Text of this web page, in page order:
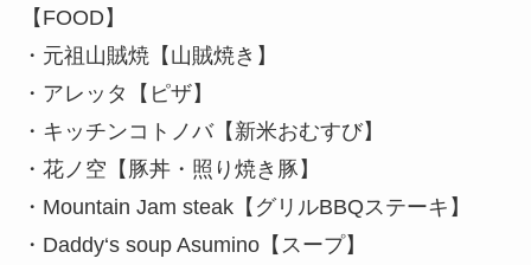
【FOOD】
・元祖山賊焼【山賊焼き】
・アレッタ【ピザ】
・キッチンコトノバ【新米おむすび】
・花ノ空【豚丼・照り焼き豚】
・Mountain Jam steak【グリルBBQステーキ】
・Daddy‘s soup Asumino【スープ】